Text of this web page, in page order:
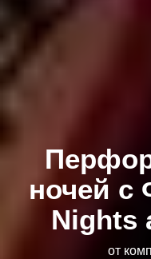
ночей с
Nights
от